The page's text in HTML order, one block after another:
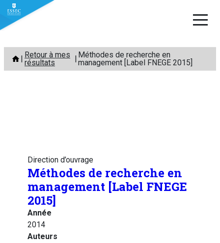
Aller
contenu
Retour à mes
résultats
Méthodes de recherche en
management [Label FNEGE 2015]
Direction d’ouvrage
Méthodes de recherche en
management [Label FNEGE
2015]
Année
2014
Auteurs